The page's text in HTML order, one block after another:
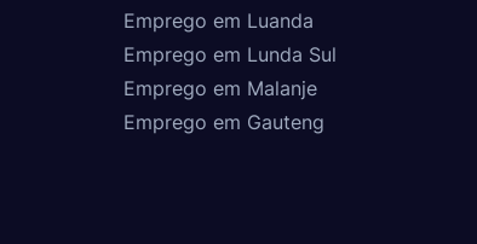
Emprego em Luanda
Emprego em Lunda Sul
Emprego em Malanje
Emprego em Gauteng